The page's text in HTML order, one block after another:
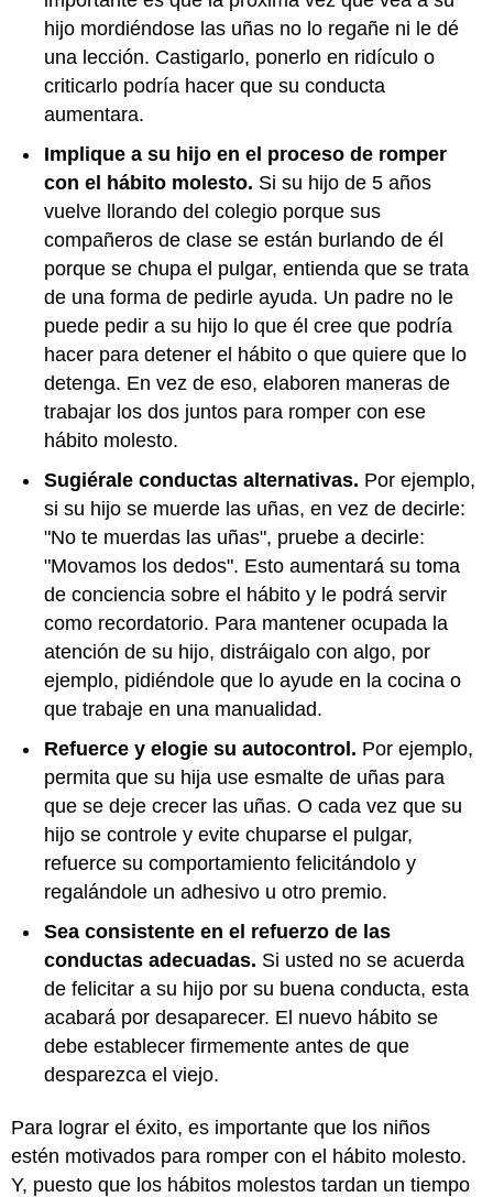
hijo mordiéndose las uñas no lo regañe ni le dé
una lección. Castigarlo, ponerlo en ridículo o
criticarlo podría hacer que su conducta
aumentara.
Implique a su hijo en el proceso de romper
con el hábito molesto. Si su hijo de 5 años
vuelve llorando del colegio porque sus
compañeros de clase se están burlando de él
porque se chupa el pulgar, entienda que se trata
de una forma de pedirle ayuda. Un padre no le
puede pedir a su hijo lo que él cree que podría
hacer para detener el hábito o que quiere que lo
detenga. En vez de eso, elaboren maneras de
trabajar los dos juntos para romper con ese
hábito molesto.
Sugiérale conductas alternativas. Por ejemplo,
si su hijo se muerde las uñas, en vez de decirle:
"No te muerdas las uñas", pruebe a decirle:
"Movamos los dedos". Esto aumentará su toma
de conciencia sobre el hábito y le podrá servir
como recordatorio. Para mantener ocupada la
atención de su hijo, distráigalo con algo, por
ejemplo, pidiéndole que lo ayude en la cocina o
que trabaje en una manualidad.
Refuerce y elogie su autocontrol. Por ejemplo,
permita que su hija use esmalte de uñas para
que se deje crecer las uñas. O cada vez que su
hijo se controle y evite chuparse el pulgar,
refuerce su comportamiento felicitándolo y
regalándole un adhesivo u otro premio.
Sea consistente en el refuerzo de las
conductas adecuadas. Si usted no se acuerda
de felicitar a su hijo por su buena conducta, esta
acabará por desaparecer. El nuevo hábito se
debe establecer firmemente antes de que
desparezca el viejo.
Para lograr el éxito, es importante que los niños
estén motivados para romper con el hábito molesto.
Y, puesto que los hábitos molestos tardan un tiempo